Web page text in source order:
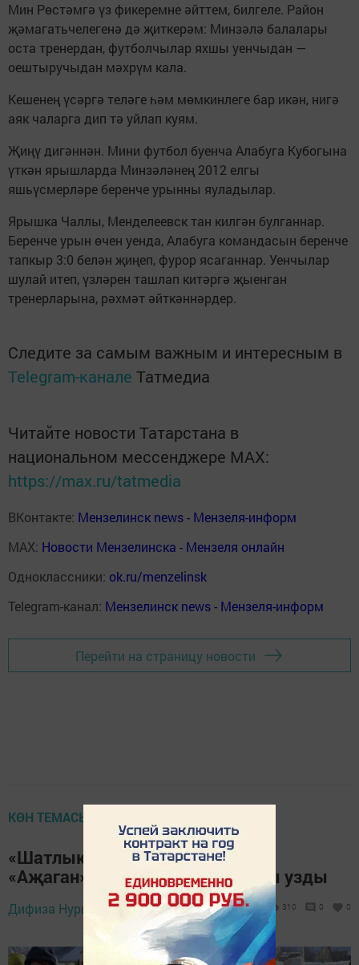
Мин Рөстәмгә үз фикеремне әйттем, билгеле. Район
җәмагатьчелегенә дә җиткерәм: Минзәлә балалары
оста тренердан, футболчылар яхшы уенчыдан —
оештыручыдан мәхрүм кала.
Кешенең үсәргә теләге һәм мөмкинлеге бар икән, нигә
аяк чаларга дип тә уйлап куям.
Җиңү дигәннән. Мини футбол буенча Алабуга Кубогына
үткән ярышларда Минзәләнең 2012 елгы
яшьүсмерләре беренче урынны яуладылар.
Ярышка Чаллы, Менделеевск тан килгән булганнар.
Беренче урын өчен уенда, Алабуга командасын беренче
тапкыр 3:0 белән җиңеп, фурор ясаганнар. Уенчылар
шулай итеп, үзләрен ташлап китәргә җыенган
тренерларына, рәхмәт әйткәннәрдер.
Следите за самым важным и интересным в
Telegram-канале Татмедиа
Читайте новости Татарстана в
национальном мессенджере MАХ:
https://max.ru/tatmedia
ВКонтакте: Мензелинск news - Мензеля-информ
MAX: Новости Мензелинска - Мензеля онлайн
Одноклассники: ok.ru/menzelinsk
Telegram-канал: Мензелинск news - Мензеля-информ
Перейти на страницу новости
КӨН ТЕМАСЫ
«Шатлык» балалар бакчасында
«Аҗаган» хәрби-патриотик уены узды
Дифиза Нуриева, 20 февраль 2024 - 15:38 310 0 0